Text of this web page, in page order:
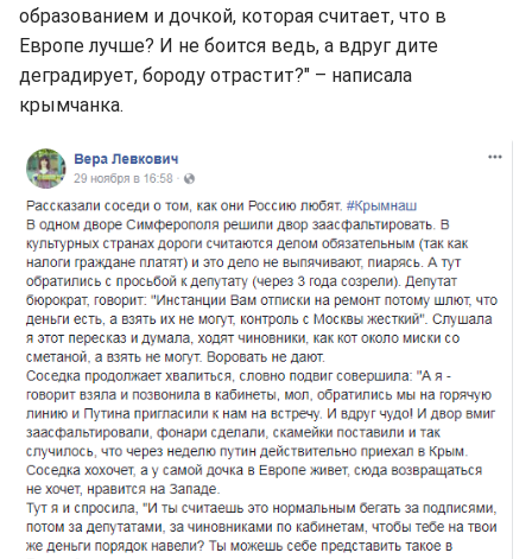
образованием и дочкой, которая считает, что в
Европе лучше? И не боится ведь, а вдруг дите
деградирует, бороду отрастит?" – написала
крымчанка.